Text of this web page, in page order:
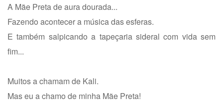
A Mãe Preta de aura dourada...
Fazendo acontecer a música das esferas.
E também salpicando a tapeçaria sideral com vida sem
fim...
Muitos a chamam de Kali.
Mas eu a chamo de minha Mãe Preta!